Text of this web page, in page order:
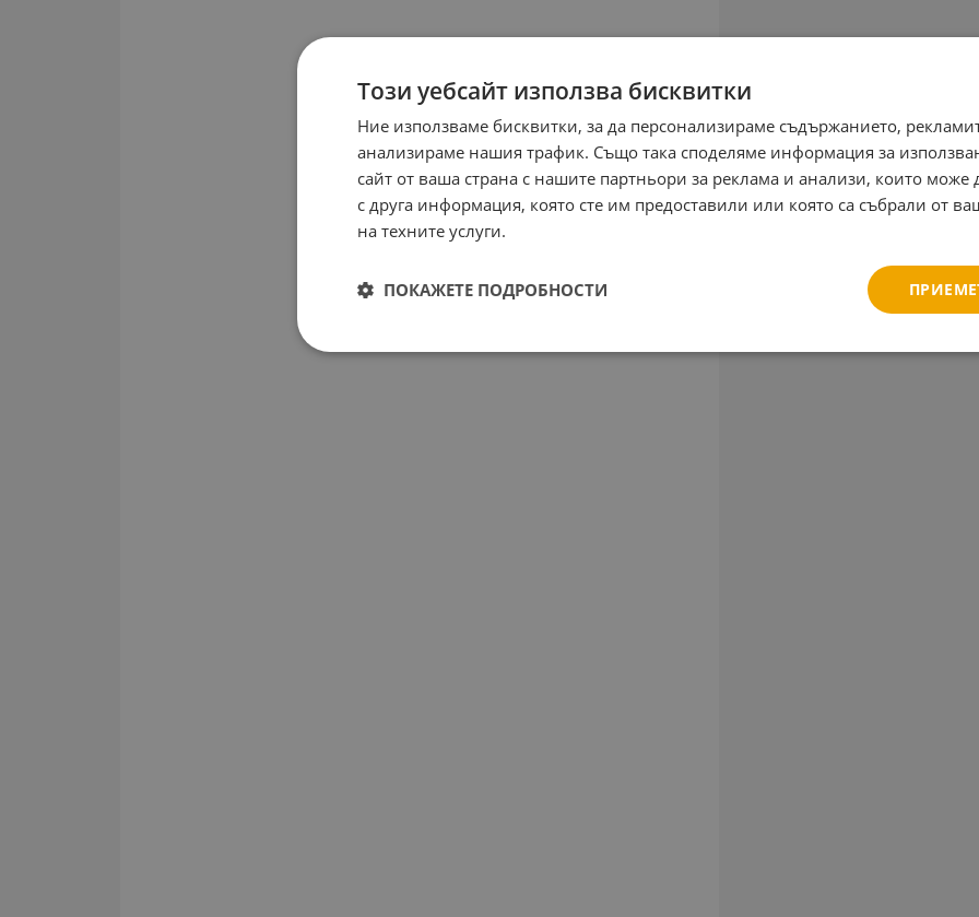
Този уебсайт използва бисквитки
Ние използваме бисквитки, за да персонализираме съдържанието,
анализираме нашия трафик. Също така споделяме информация за
сайт от ваша страна с нашите партньори за реклама и анализи, които може
с друга информация, която сте им предоставили или която са събрали от
на техните услуги.
ПОКАЖЕТЕ ПОДРОБНОСТИ